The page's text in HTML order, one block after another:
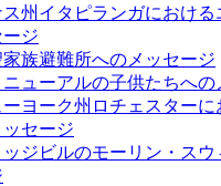
州イタピランガにおけ
ジ
族避難所へのメッセージ
ューアルの子供たちへの
ヨーク州ロチェスターに
セージ
ジビルのモーリン・スウ